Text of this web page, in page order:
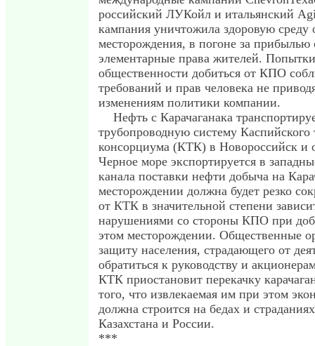
российский ЛУКойл и итальянский
кампания уничтожила здоровую среду
месторождения, в погоне за прибылью
элементарные права жителей.
общественности добиться от КПО
требований и прав человека не
изменениям политики компании.
Нефть с Карачаганака
трубопроводную систему Каспийского
консорциума (КТК) в Новороссийск и
Черное море экспортируется в
канала поставки нефти добыча на
месторождении должна будет резко
от КТК в значительной степени
нарушениями со стороны КПО при
этом месторождении. Общественные
защиту населения, страдающего от
обратиться к руководству и
КТК приостановит перекачку
того, что извлекаемая им при этом
должна строится на бедах и
Казахстана и России.
***